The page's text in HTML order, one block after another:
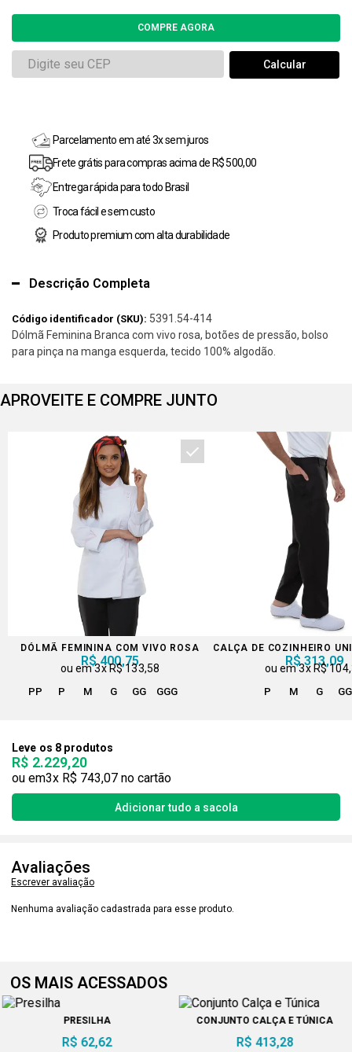
Parcelamento em até 3x sem juros
Frete grátis para compras acima de R$ 500,00
Entrega rápida para todo Brasil
Troca fácil e sem custo
Produto premium com alta durabilidade
Descrição Completa
Código identificador (SKU): 5391.54-414
Dólmã Feminina Branca com vivo rosa, botões de pressão, bolso
para pinça na manga esquerda, tecido 100% algodão.
APROVEITE E COMPRE JUNTO
DÓLMÃ FEMININA COM VIVO ROSA
R$ 400,75
3xR$ 133,58
PP P M G GG GGG
CALÇA DE COZINHEIRO
R$ 313,09
3x R$
P M G GG
Leve os 8 produtos
R$ 2.229,20
3x R$ 743,07
Avaliações
Escrever avaliação
Nenhuma avaliação cadastrada para esse produto.
OS MAIS ACESSADOS
PRESILHA
R$ 62,62
CONJUNTO CALÇA E TÚNICA
R$ 413,28